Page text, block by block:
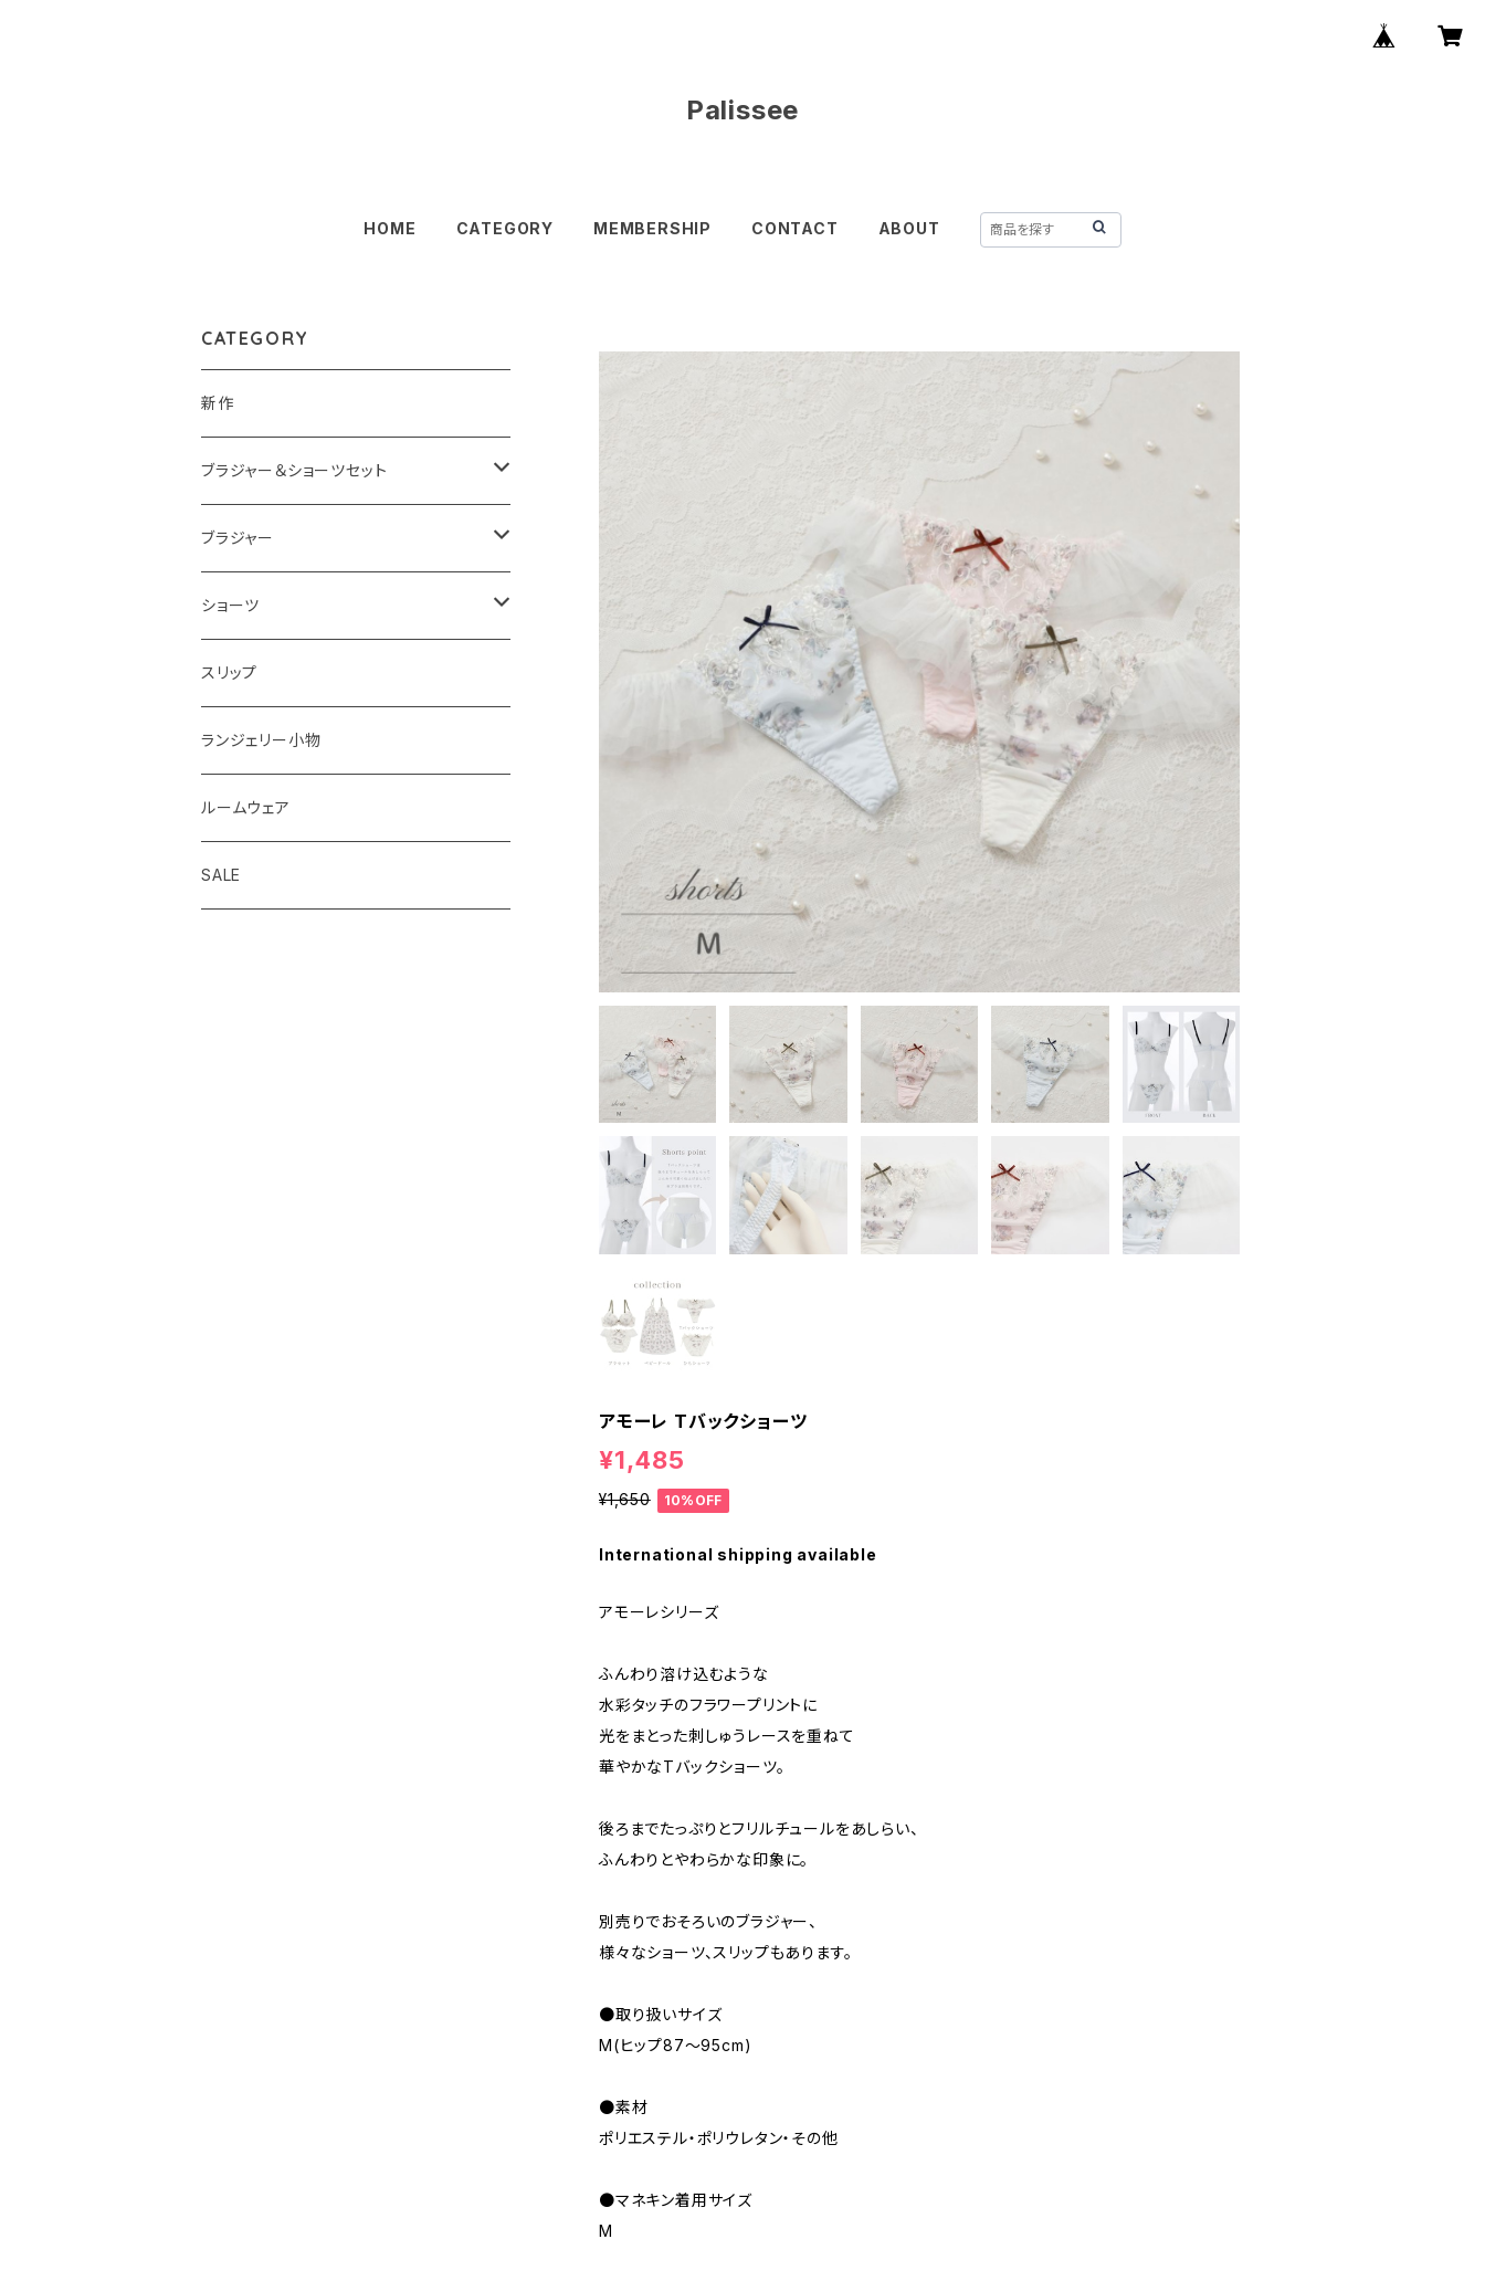
Palissee
HOME CATEGORY MEMBERSHIP CONTACT ABOUT
アモーレ Tバックショーツ
¥1,485
¥1,650 10%OFF
International shipping available
アモーレシリーズ
ふんわり溶け込むような
⽔彩タッチのフラワープリントに
光をまとった刺しゅうレースを重ねて
華やかなTバックショーツ。
後ろまでたっぷりとフリルチュールをあしらい、
ふんわりとやわらかな印象に。
別売りでおそろいのブラジャー、
様々なショーツ、スリップもあります。
●取り扱いサイズ
M(ヒップ87～95cm)
●素材
ポリエステル・ポリウレタン・その他
●マネキン着用サイズ
M
CATEGORY
新作
ブラジャー＆ショーツセット
ブラジャー＆ショーツセットすべて
ナイスフィットシリーズ ブラジャー＆ショー
ツセット
ショーツサイズが選べる ブラジャー＆シ
ョーツセット
2,000円以下ブラジャー＆ショーツセット
華奢Tブラジャー＆ショーツセット
ブラジャー
ブラジャーすべて
ストラップレスブラ
着瘦せブラ
ショーツ
ショーツすべて
ノーマル
ひもショーツ
Tショーツ
スリップ
ランジェリー小物
ルームウェア
SALE